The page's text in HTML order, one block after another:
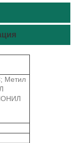
Метил